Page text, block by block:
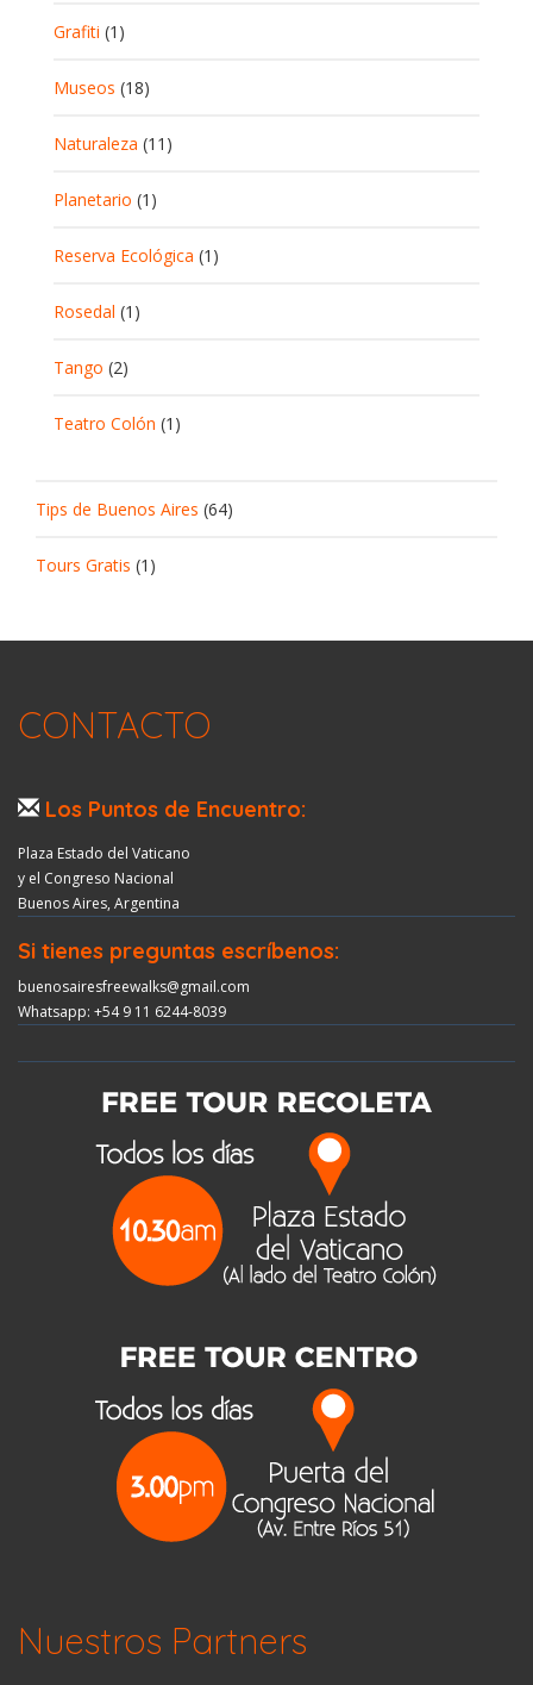
Grafiti (1)
Museos (18)
Naturaleza (11)
Planetario (1)
Reserva Ecológica (1)
Rosedal (1)
Tango (2)
Teatro Colón (1)
Tips de Buenos Aires (64)
Tours Gratis (1)
CONTACTO
Los Puntos de Encuentro:
Plaza Estado del Vaticano
y el Congreso Nacional
Buenos Aires, Argentina
Si tienes preguntas escríbenos:
buenosairesfreewalks@gmail.com
Whatsapp: +54 9 11 6244-8039
Nuestros Partners